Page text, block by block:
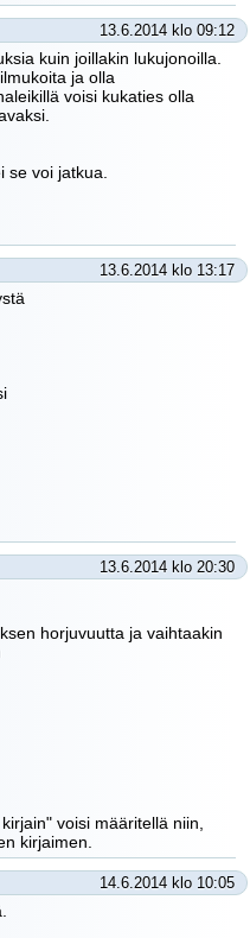
13.6.2014 klo 09:12
kuin joillakin lukujonoilla.
ja olla
voisi kukaties olla
se voi jatkua.
13.6.2014 klo 13:17
13.6.2014 klo 20:30
horjuvuutta ja vaihtaakin
voisi määritellä niin,
kirjaimen.
14.6.2014 klo 10:05